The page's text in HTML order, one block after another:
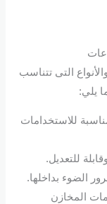
التى تتناسب
يلي:
للاستخدامات
للتعديل.
الضوء بداخلها.
المخازن